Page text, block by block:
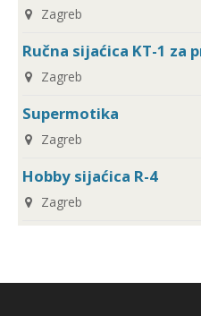
Zagreb
Ručna sijaćica KT-1 za
Zagreb
Supermotika
Zagreb
Hobby sijaćica R-4
Zagreb